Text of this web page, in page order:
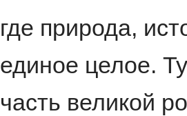
где природа,
единое целое.
часть великой